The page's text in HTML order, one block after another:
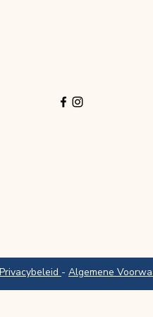
Privacybeleid - Algemene